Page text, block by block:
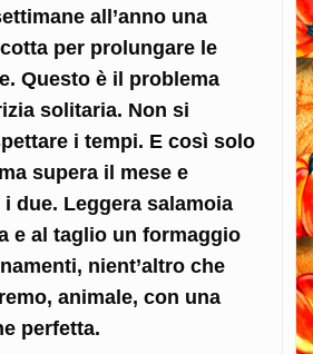
all’anno una
per prolungare le
Questo è il problema
solitaria. Non si
i tempi. E così solo
supera il mese e
due. Leggera salamoia
e al taglio un formaggio
nient’altro che
animale, con una
perfetta.